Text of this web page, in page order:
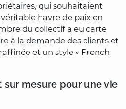
qui souhaitaient
havre de paix en
du collectif a eu carte
à la demande des clients et
et un style « French
sur mesure pour une vie